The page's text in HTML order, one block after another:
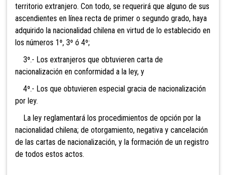
territorio extranjero. Con todo, se requerirá que alguno de sus
ascendientes en línea recta de primer o segundo grado, haya
adquirido la nacionalidad chilena en virtud de lo establecido en
los números 1º, 3º ó 4º;
3º.- Los extranjeros que obtuvieren carta de
nacionalización en conformidad a la ley, y
4º.- Los que obtuvieren especial gracia de nacionalización
por ley.
La ley reglamentará los procedimientos de opción por la
nacionalidad chilena; de otorgamiento, negativa y cancelación
de las cartas de nacionalización, y la formación de un registro
de todos estos actos.